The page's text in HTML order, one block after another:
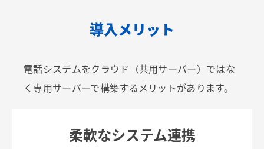
導入メリット
電話システムをクラウド（共用サーバー）ではな
く専用サーバーで構築するメリットがあります。
柔軟なシステム連携